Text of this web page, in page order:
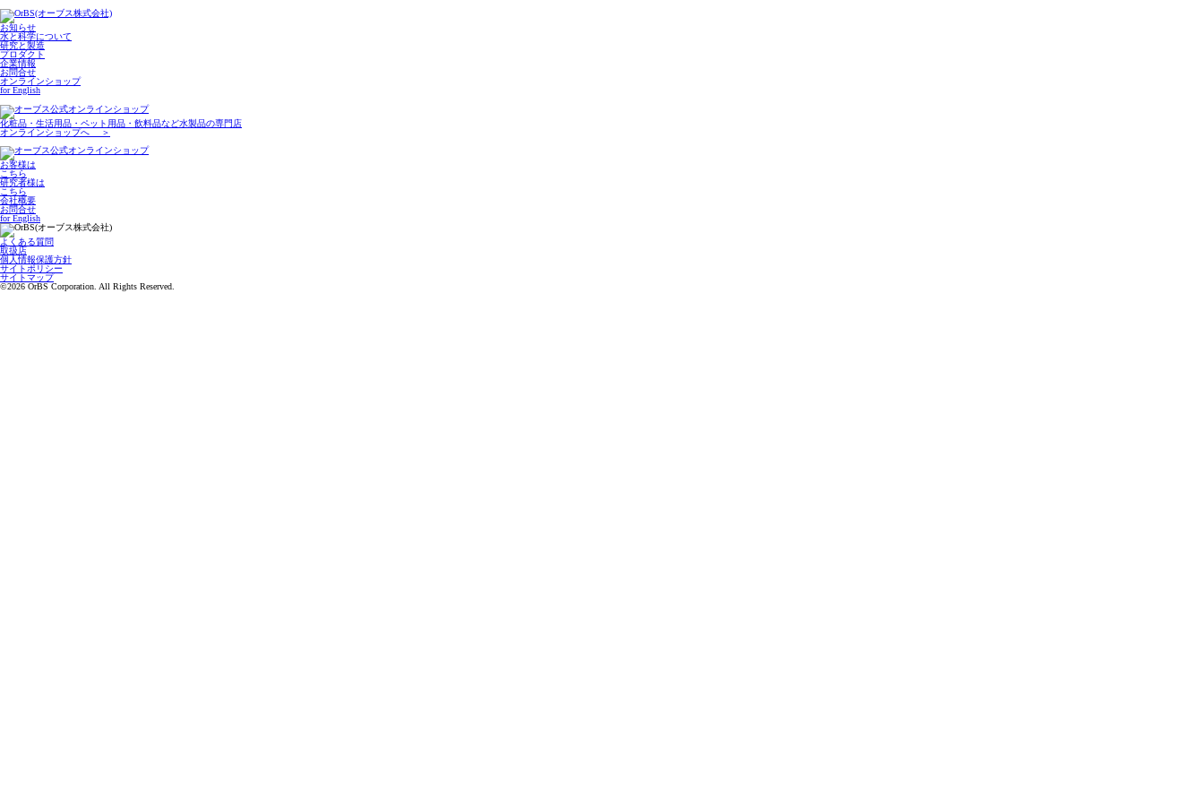
お知らせ
水と科学について
研究と製造
プロダクト
企業情報
お問合せ
オンラインショップ
for English
化粧品・生活用品・ペット用品・飲料品など水製品の専門店
オンラインショップへ ＞
お客様は
こちら
研究者様は
こちら
会社概要
お問合せ
for English
よくある質問
取扱店
個人情報保護方針
サイトポリシー
サイトマップ
©2026 OrBS Corporation. All Rights Reserved.